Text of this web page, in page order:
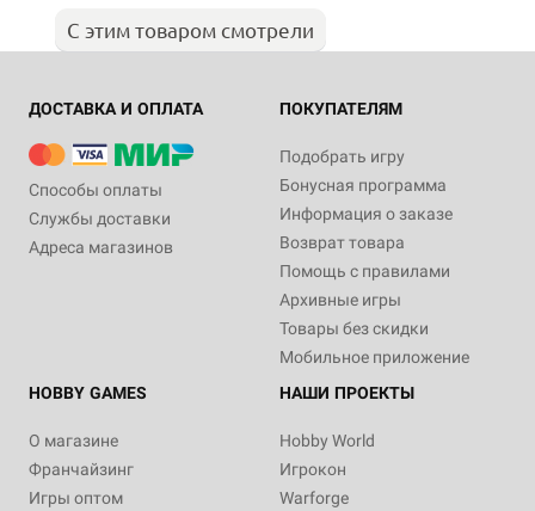
С этим товаром смотрели
ДОСТАВКА И ОПЛАТА
Способы оплаты
Службы доставки
Адреса магазинов
ПОКУПАТЕЛЯМ
Подобрать игру
Бонусная программа
Информация о заказе
Возврат товара
Помощь с правилами
Архивные игры
Товары без скидки
Мобильное приложение
HOBBY GAMES
О магазине
Франчайзинг
Игры оптом
НАШИ ПРОЕКТЫ
Hobby World
Игрокон
Warforge